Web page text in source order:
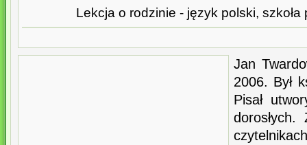
Lekcja o rodzinie - język polski,
Jan
2006. Był
Pisał
dorosłych.